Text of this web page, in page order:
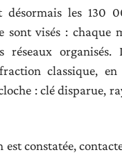
désormais les 130
sont visés : chaque
organisés.
classique,
: clé disparue,
constatée,